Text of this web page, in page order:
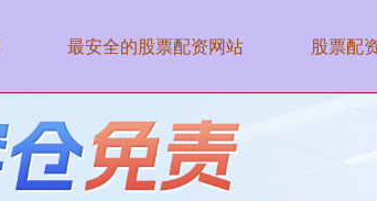
最安全的股票配资网站 股票配